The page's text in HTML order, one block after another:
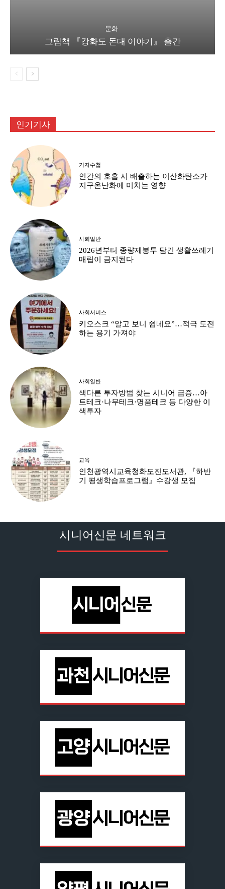
문화
그림책 『강화도 돈대 이야기』 출간
인기기사
기자수첩
인간의 호흡 시 배출하는 이산화탄소가
지구온난화에 미치는 영향
사회일반
2026년부터 종량제봉투 담긴 생활쓰레기
매립이 금지된다
사회서비스
키오스크 “알고 보니 쉽네요”…적극 도전
하는 용기 가져야
사회일반
색다른 투자방법 찾는 시니어 급증…아
트테크·나무테크·명품테크 등 다양한 이
색투자
교육
인천광역시교육청화도진도서관, 『하반
기 평생학습프로그램』수강생 모집
시니어신문 네트워크